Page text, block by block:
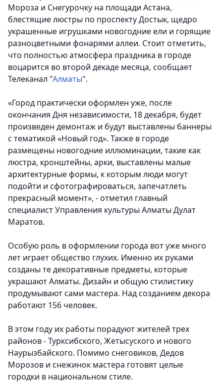
Мороза и Снегурочку на площади Астана,
блестящие люстры по проспекту Достык, щедро
украшенные игрушками новогодние ели и горящие
разноцветными фонарями аллеи. Стоит отметить,
что полностью атмосфера праздника в городе
воцарится во второй декаде месяца, сообщает
Телеканал "Алматы".
«Город практически оформлен уже, после
окончания Дня независимости, 18 декабря, будет
произведен демонтаж и будут выставлены баннеры
с тематикой «Новый год». Также в городе
размещены новогодние иллюминации, такие как
люстра, кронштейны, арки, выставлены малые
архитектурные формы, к которым люди могут
подойти и сфотографироваться, запечатлеть
прекрасный момент», - отметил главный
специалист Управления культуры Алматы Дулат
Маратов.
Особую роль в оформлении города вот уже много
лет играет общество глухих. Именно их руками
созданы те декоративные предметы, которые
украшают Алматы. Дизайн и общую стилистику
продумывают сами мастера. Над созданием декора
работают 156 человек.
В этом году их работы порадуют жителей трех
районов - Турксибского, Жетысуского и нового
Наурызбайского. Помимо снеговиков, Дедов
Морозов и снежинок мастера готовят целые
городки в национальном стиле.